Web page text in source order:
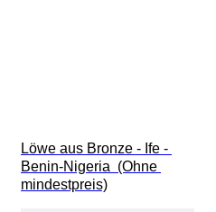
Löwe aus Bronze - Ife -
Benin-Nigeria  (Ohne
mindestpreis)